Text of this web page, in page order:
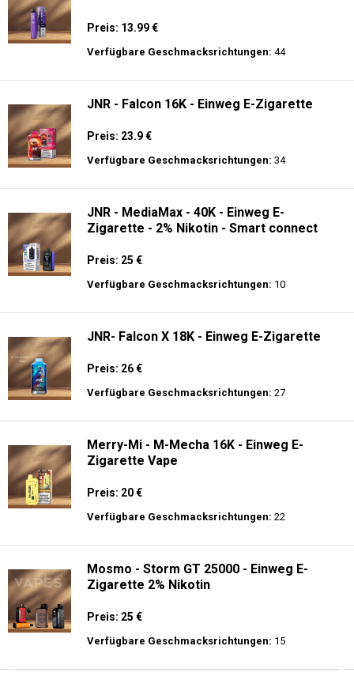
Preis: 13.99 €
Verfügbare Geschmacksrichtungen: 44
JNR - Falcon 16K - Einweg E-Zigarette
Preis: 23.9 €
Verfügbare Geschmacksrichtungen: 34
JNR - MediaMax - 40K - Einweg E-
Zigarette - 2% Nikotin - Smart connect
Preis: 25 €
Verfügbare Geschmacksrichtungen: 10
JNR- Falcon X 18K - Einweg E-Zigarette
Preis: 26 €
Verfügbare Geschmacksrichtungen: 27
Merry-Mi - M-Mecha 16K - Einweg E-
Zigarette Vape
Preis: 20 €
Verfügbare Geschmacksrichtungen: 22
Mosmo - Storm GT 25000 - Einweg E-
Zigarette 2% Nikotin
Preis: 25 €
Verfügbare Geschmacksrichtungen: 15